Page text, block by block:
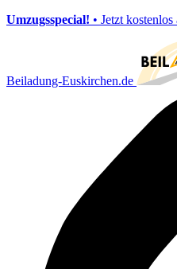
Umzugsspecial! • Jetzt
Beiladung-Euskirchen.de